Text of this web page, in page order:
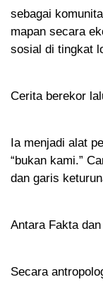
sebagai
mapan secara
sosial di tingkat
Cerita berekor
Ia menjadi alat
“bukan kami.”
dan garis
Antara Fakta
Secara